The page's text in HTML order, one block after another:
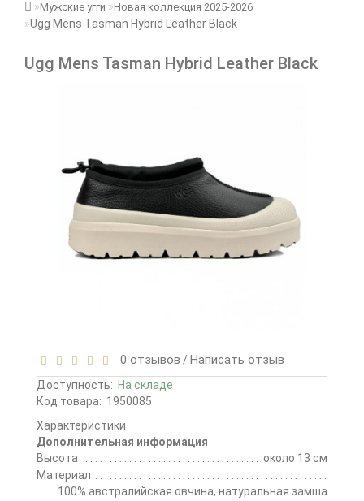
Мужские угги Новая коллекция 2025-2026
Ugg Mens Tasman Hybrid Leather Black
Ugg Mens Tasman Hybrid Leather Black
0 отзывов /Написать отзыв
Доступность: На складе
Код товара: 1950085
Характеристики
Дополнительная информация
Высота
около 13 см
Материал
100% австралийская овчина, натуральная замша